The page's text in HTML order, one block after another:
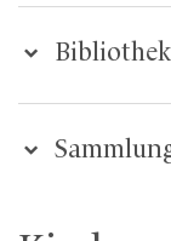
Bibliothek